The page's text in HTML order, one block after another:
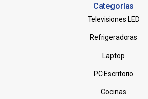
Categorías
Televisiones LED
Refrigeradoras
Laptop
PC Escritorio
Cocinas